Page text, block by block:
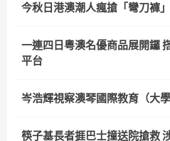
今秋日港澳潮人瘋搶「彎刀褲」
一連四日粵澳名優商品展開鑼
平台
岑浩輝視察澳琴國際教育（大
筷子基長者捱巴士撞送院搶救